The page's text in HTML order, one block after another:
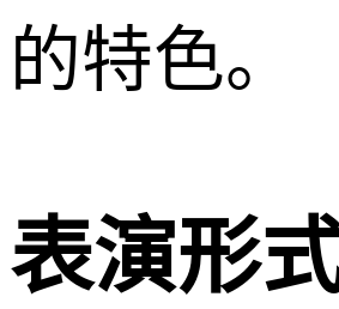
的特色。
表演形